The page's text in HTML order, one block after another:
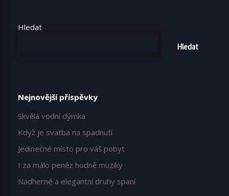
Hledat
Hledat
Nejnovější příspěvky
Skvělá vodní dýmka
Když je svatba na spadnutí
Jedinečné místo pro váš pobyt
I za málo peněz hodně muziky
Nádherné a elegantní druhy spaní